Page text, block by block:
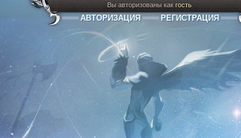
Вы авторизованы как гость
АВТОРИЗАЦИЯ РЕГИСТРАЦИЯ